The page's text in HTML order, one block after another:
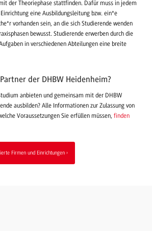
der Theoriephase stattfinden. Dafür muss in jedem
eine Ausbildungsleitung bzw. ein*e
vorhanden sein, an die sich Studierende wenden
bewusst. Studierende erwerben durch die
in verschiedenen Abteilungen eine breite
der DHBW Heidenheim?
anbieten und gemeinsam mit der DHBW
ausbilden? Alle Informationen zur Zulassung von
Voraussetzungen Sie erfüllen müssen, finden
Firmen und Einrichtungen